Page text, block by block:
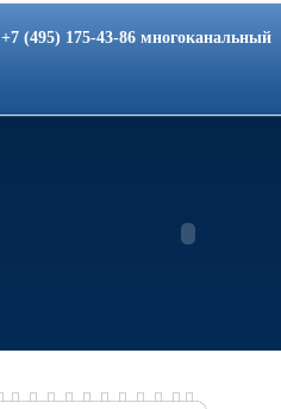
+7 (495) 175-43-86 многоканальный